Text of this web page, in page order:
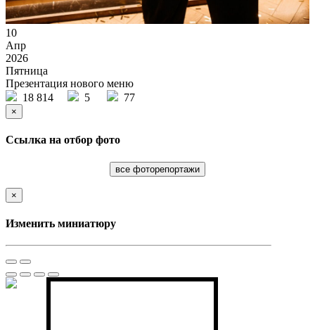
10
Апр
2026
Пятница
Презентация нового меню
18 814
5 77
×
Ссылка на отбор фото
все фоторепортажи
×
Изменить миниатюру